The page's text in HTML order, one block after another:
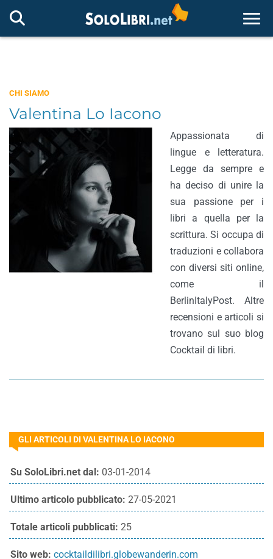
CHI SIAMO
Valentina Lo Iacono
Appassionata di
lingue e letteratura.
Legge da sempre e
ha deciso di unire la
sua passione per i
libri a quella per la
scrittura. Si occupa di
traduzioni e collabora
con diversi siti online,
come il
BerlinItalyPost. Altre
recensioni e articoli si
trovano sul suo blog
Cocktail di libri.
GLI ARTICOLI DI VALENTINA LO IACONO
Su SoloLibri.net dal: 03-01-2014
Ultimo articolo pubblicato: 27-05-2021
Totale articoli pubblicati: 25
Sito web: cocktaildilibri.globewanderin.com